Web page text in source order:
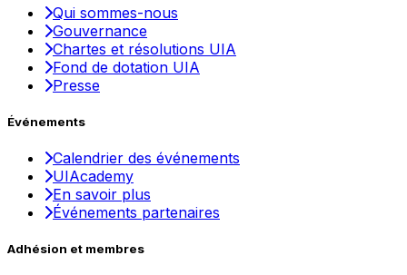
Qui sommes-nous
Gouvernance
Chartes et résolutions UIA
Fond de dotation UIA
Presse
Événements
Calendrier des événements
UIAcademy
En savoir plus
Événements partenaires
Adhésion et membres